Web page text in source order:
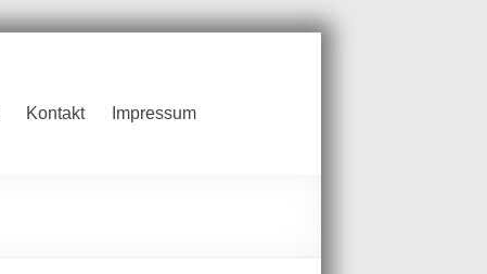
Kontakt Impressum